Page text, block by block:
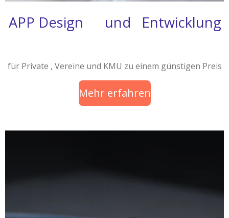
APP Design und Entwicklung
für Private , Vereine und KMU zu einem günstigen Preis
Mehr erfahren